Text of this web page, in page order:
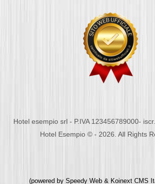
Hotel esempio srl - P.IVA 123456789000-
Hotel Esempio © - 2026. All Rights
(powered by Speedy Web & Koinext CMS